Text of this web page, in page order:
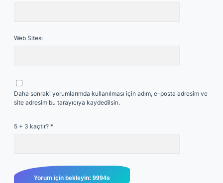
Web Sitesi
Daha sonraki yorumlarımda kullanılması için adım, e-posta adresim ve
site adresim bu tarayıcıya kaydedilsin.
5 + 3 kaçtır? *